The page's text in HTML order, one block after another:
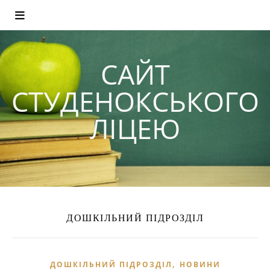
САЙТ
СТУДЕНОКСЬКОГО
ЛІЦЕЮ
ДОШКІЛЬНИЙ ПІДРОЗДІЛ
ДОШКІЛЬНИЙ ПІДРОЗДІЛ , НОВИНИ